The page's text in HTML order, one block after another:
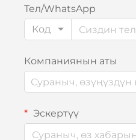
Тел/WhatsApp
Код
Компаниянын аты
Эскертүү